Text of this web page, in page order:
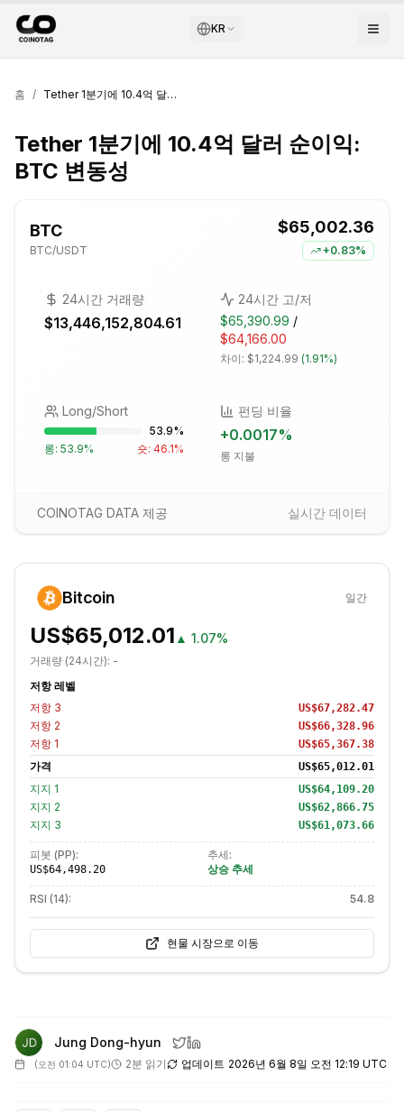
KR
홈 / Tether 1분기에 10.4억 달러 순이익: BTC 변동성
Tether 1분기에 10.4억 달러 순이익:
BTC 변동성
BTC
BTC/USDT
$65,002.36
+0.83%
24시간 거래량
$13,446,152,804.61
24시간 고/저
$65,390.99 /
$64,166.00
차이: $1,224.99 (1.91%)
Long/Short
53.9%
롱: 53.9% 숏: 46.1%
펀딩 비율
+0.0017%
롱 지불
COINOTAG DATA 제공 실시간 데이터
Bitcoin 일간
US$65,012.01 ▲ 1.07%
거래량 (24시간): -
저항 레벨
저항 3 US$67,282.47
저항 2 US$66,328.96
저항 1 US$65,367.38
가격 US$65,012.01
지지 1 US$64,109.20
지지 2 US$62,866.75
지지 3 US$61,073.66
피봇 (PP):
US$64,498.20
추세:
상승 추세
RSI (14): 54.8
현물 시장으로 이동
Jung Dong-hyun
(오전 01:04 UTC) 2분 읽기 업데이트 2026년 6월 8일 오전 12:19 UTC